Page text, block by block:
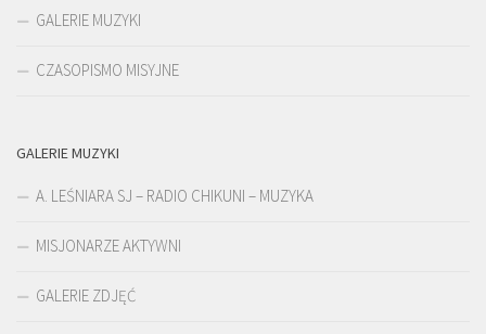
GALERIE MUZYKI
CZASOPISMO MISYJNE
GALERIE MUZYKI
A. LEŚNIARA SJ – RADIO CHIKUNI – MUZYKA
MISJONARZE AKTYWNI
GALERIE ZDJĘĆ